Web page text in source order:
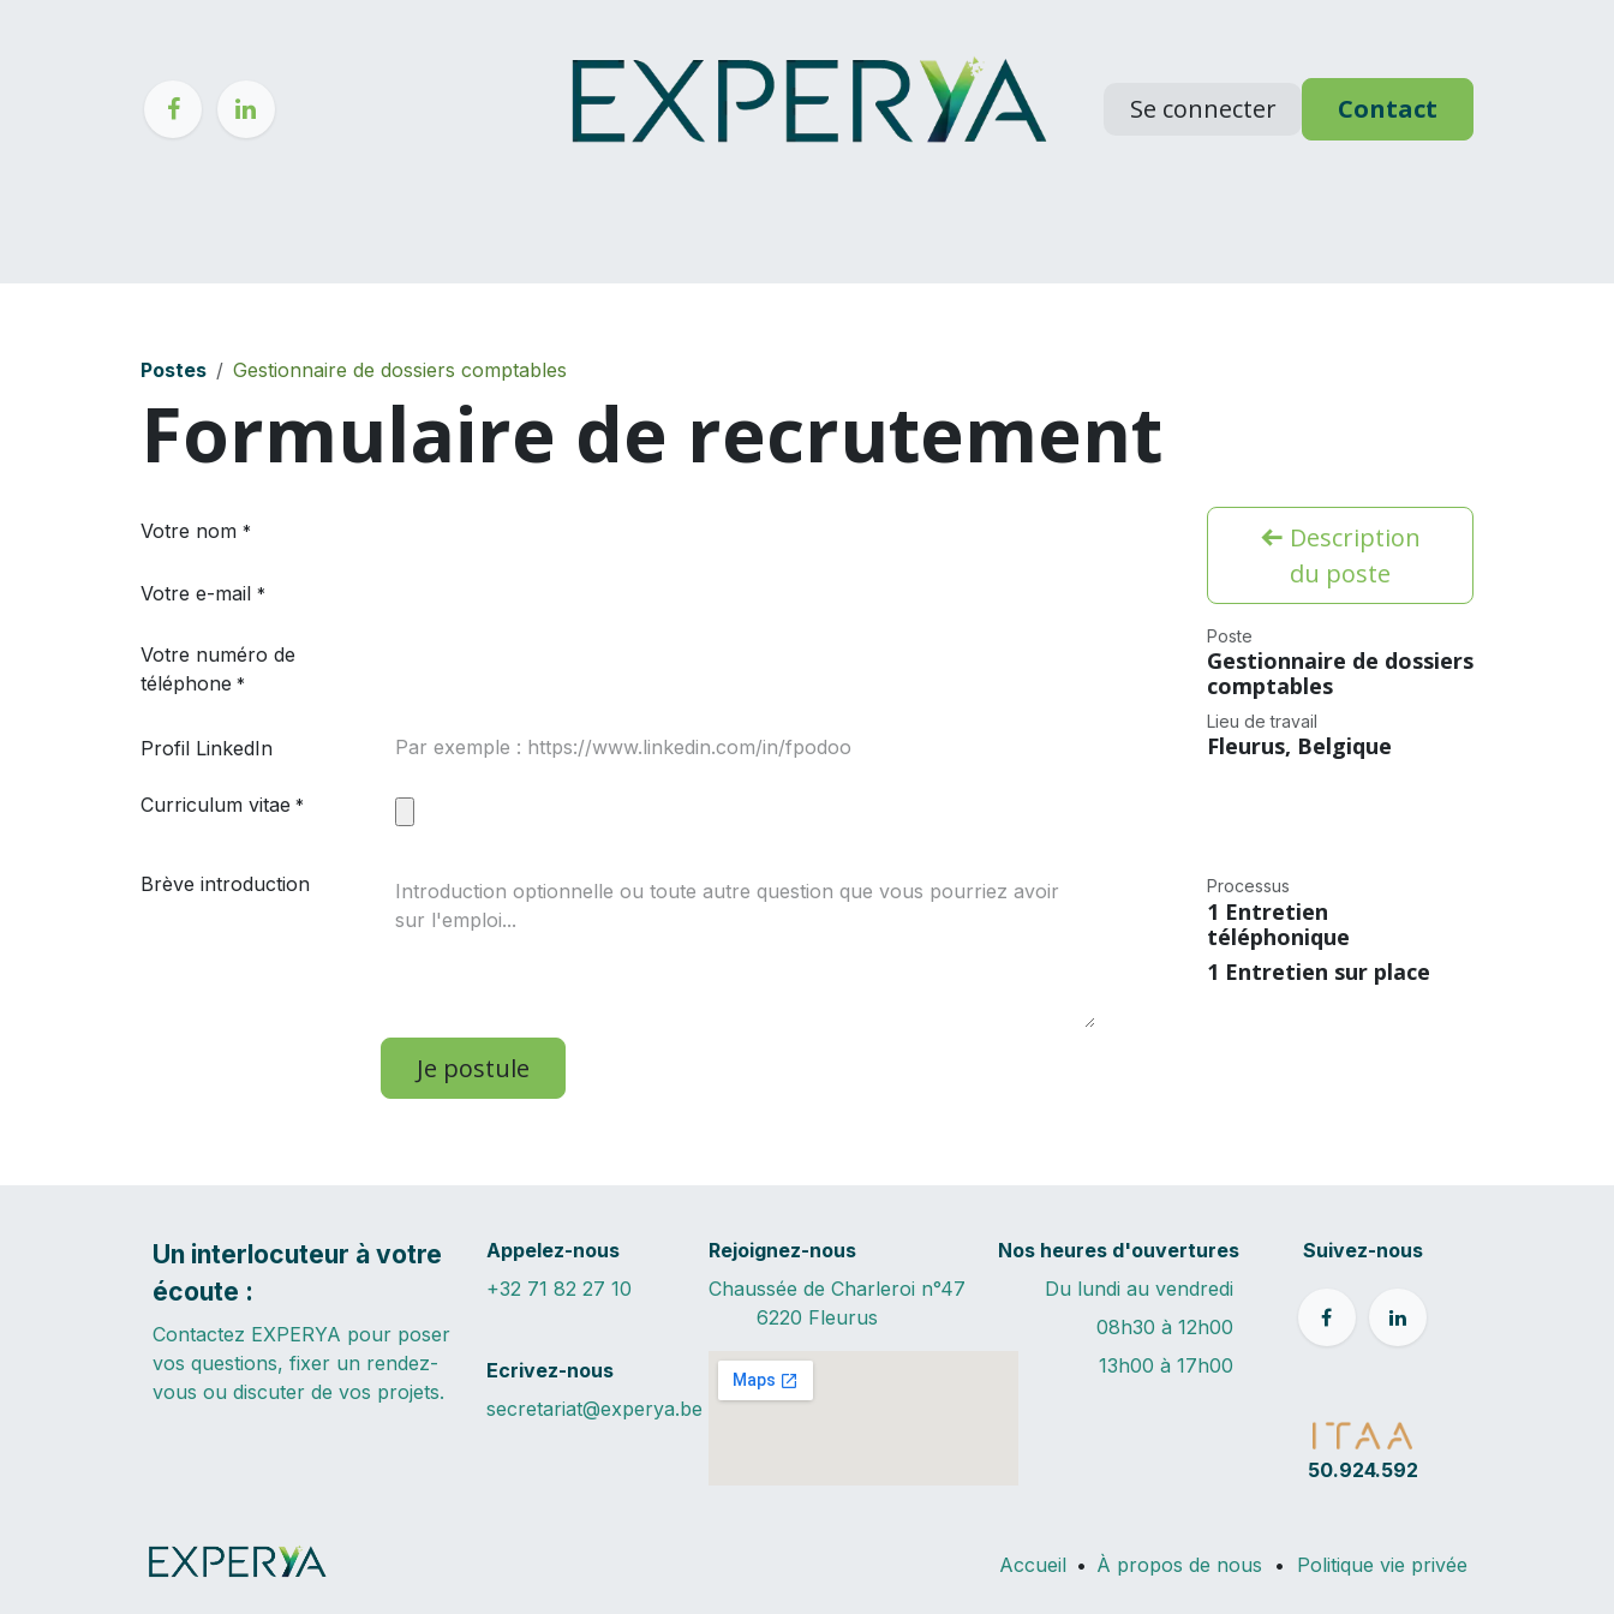
Se connecter Contact
Postes Gestionnaire de dossiers comptables
Formulaire de recrutement
Votre nom *
Votre e-mail *
Votre numéro de
téléphone *
Profil LinkedIn
Curriculum vitae *
Brève introduction
Je postule
Description
du poste
Poste
Gestionnaire de dossiers
comptables
Lieu de travail
Fleurus, Belgique
Processus
1 Entretien
téléphonique
1 Entretien sur place
Un interlocuteur à votre
écoute :
Contactez EXPERYA pour poser
vos questions, fixer un rendez-
vous ou discuter de vos projets.
Appelez-nous
+32 71 82 27 10
Ecrivez-nous
secretariat@experya.be
Rejoignez-nous
Chaussée de Charleroi n°47
6220 Fleurus
Suivez-nous
Nos heures d'ouvertures
Du lundi au vendredi
08h30 à 12h00
13h00 à 17h00
50.924.592
Accueil • À propos de nous • Politique vie privée